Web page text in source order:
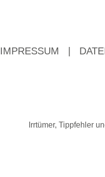
IMPRESSUM
Irrtümer, Tippfehler